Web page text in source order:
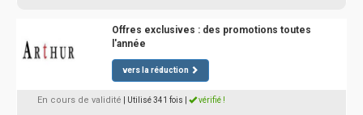
Offres exclusives : des promotions toutes
l'année
vers la réduction
En cours de validité | Utilisé 341 fois vérifié !